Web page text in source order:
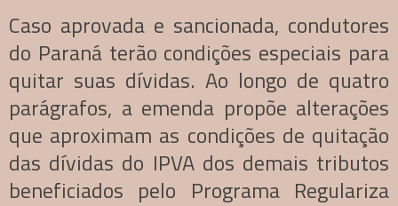
Caso aprovada e sancionada, condutores
do Paraná terão condições especiais para
quitar suas dívidas. Ao longo de quatro
parágrafos, a emenda propõe alterações
que aproximam as condições de quitação
das dívidas do IPVA dos demais tributos
beneficiados pelo Programa Regulariza